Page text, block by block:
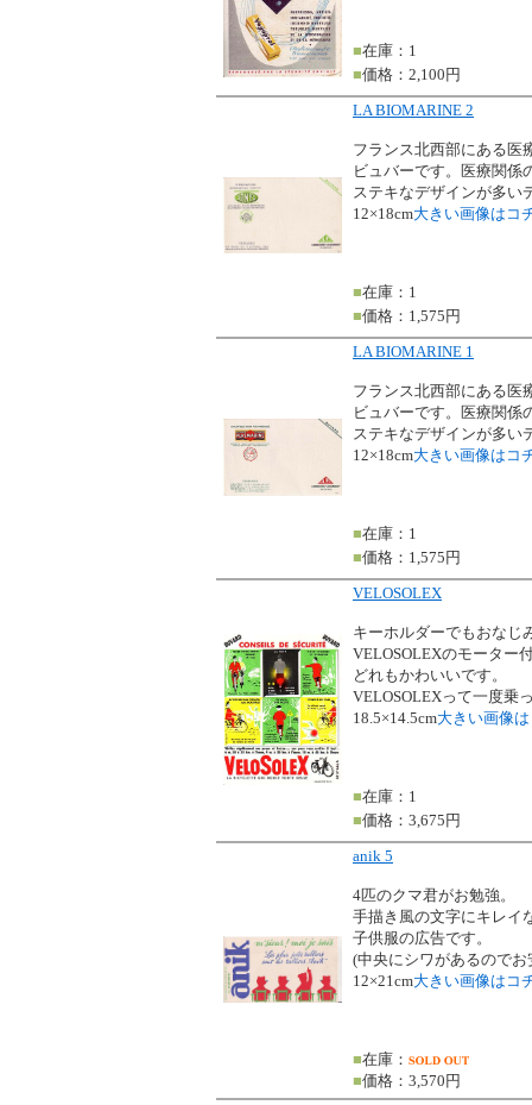
■在庫：1
■価格：2,100円
LA BIOMARINE 2
フランス北西部にある医
ビュバーです。医療関係
ステキなデザインが多い
12×18cm大きい画像はコ
■在庫：1
■価格：1,575円
LA BIOMARINE 1
フランス北西部にある医
ビュバーです。医療関係
ステキなデザインが多い
12×18cm大きい画像はコ
■在庫：1
■価格：1,575円
VELOSOLEX
キーホルダーでもおなじ
VELOSOLEXのモーター
どれもかわいいです。
VELOSOLEXって一度乗
18.5×14.5cm大きい画像
■在庫：1
■価格：3,675円
anik 5
4匹のクマ君がお勉強。
手描き風の文字にキレイ
子供服の広告です。
(中央にシワがあるので
12×21cm大きい画像はコ
■在庫：
■価格：3,570円